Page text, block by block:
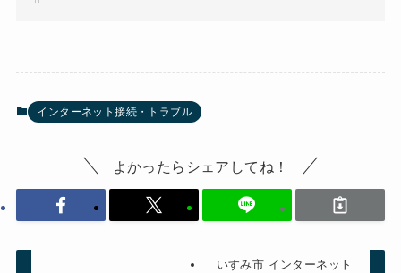
インターネット接続・トラブル
よかったらシェアしてね！
いすみ市 インターネット